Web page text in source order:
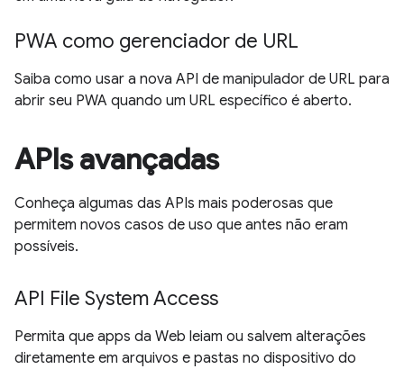
PWA como gerenciador de URL
Saiba como usar a nova API de manipulador de URL para
abrir seu PWA quando um URL específico é aberto.
APIs avançadas
Conheça algumas das APIs mais poderosas que
permitem novos casos de uso que antes não eram
possíveis.
API File System Access
Permita que apps da Web leiam ou salvem alterações
diretamente em arquivos e pastas no dispositivo do